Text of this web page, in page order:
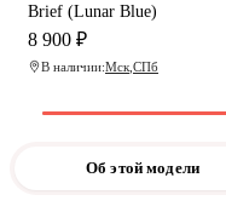
Brief (Lunar Blue)
8 900 ₽
В наличии:Мск СПб
Об этой модели